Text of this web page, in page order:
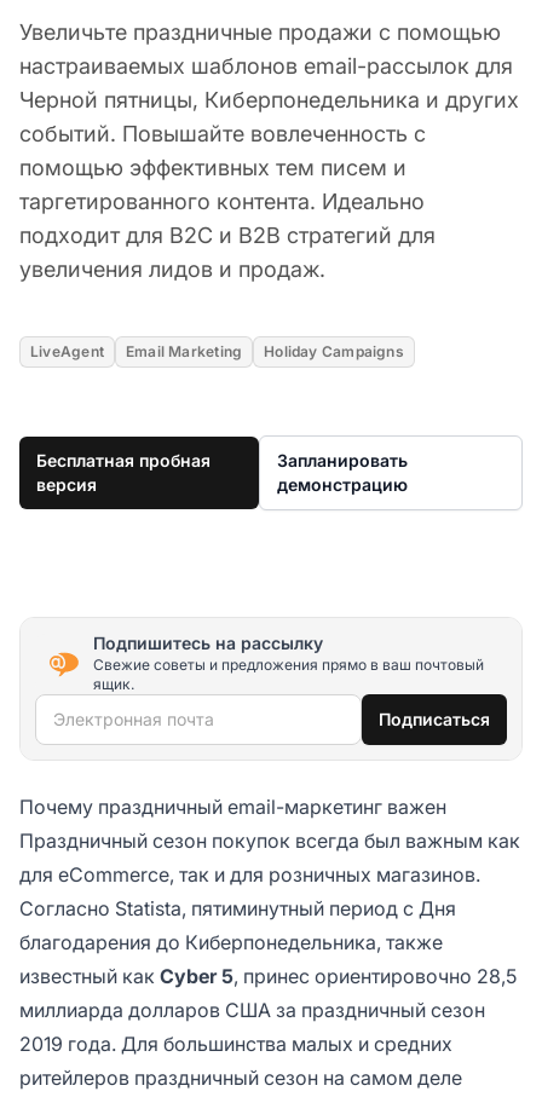
Увеличьте праздничные продажи с помощью
настраиваемых шаблонов email-рассылок для
Черной пятницы, Киберпонедельника и других
событий. Повышайте вовлеченность с
помощью эффективных тем писем и
таргетированного контента. Идеально
подходит для B2C и B2B стратегий для
увеличения лидов и продаж.
LiveAgent Email Marketing Holiday Campaigns
Бесплатная пробная
версия
Запланировать
демонстрацию
Подпишитесь на рассылку
Свежие советы и предложения прямо в ваш почтовый
ящик.
Электронная почта Подписаться
Почему праздничный email-маркетинг важен
Праздничный сезон покупок всегда был важным как
для eCommerce, так и для розничных магазинов.
Согласно Statista, пятиминутный период с Дня
благодарения до Киберпонедельника, также
известный как Cyber 5, принес ориентировочно 28,5
миллиарда долларов США за праздничный сезон
2019 года. Для большинства малых и средних
ритейлеров праздничный сезон на самом деле